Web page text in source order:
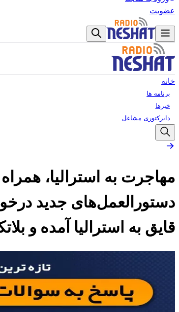
عضویت
خانه
برنامه ها
خبرها
دایرکتوری مشاغل
مهاجرت به استرالیا،
قایق به استرالیا آمده و